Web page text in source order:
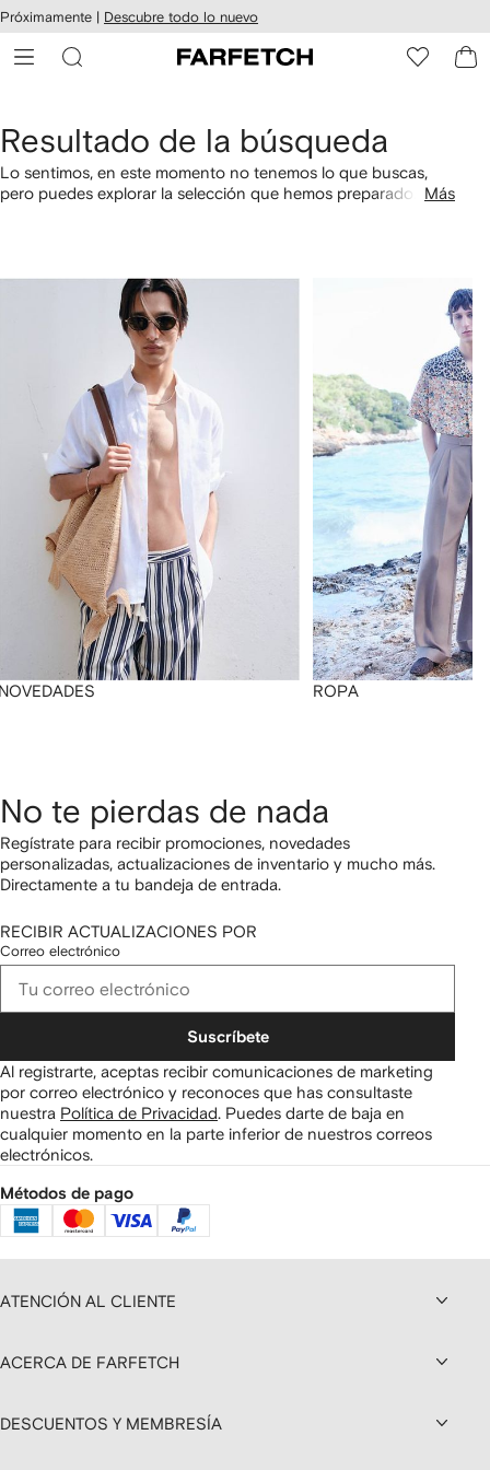
al
Próximamente | Descubre todo lo nuevo
Resultado de la búsqueda
Lo sentimos, en este momento no tenemos lo que buscas,
pero puedes explorar la selección que hemos preparado
Más
ROPA
No te pierdas de nada
Regístrate para recibir promociones, novedades
personalizadas, actualizaciones de inventario y mucho más.
Directamente a tu bandeja de entrada.
RECIBIR ACTUALIZACIONES POR
Correo electrónico
Suscríbete
Al registrarte, aceptas recibir comunicaciones de marketing
por correo electrónico y reconoces que has consultaste
nuestra Política de Privacidad. Puedes darte de baja en
cualquier momento en la parte inferior de nuestros correos
electrónicos.
Métodos de pago
ATENCIÓN AL CLIENTE
ACERCA DE FARFETCH
DESCUENTOS Y MEMBRESÍA